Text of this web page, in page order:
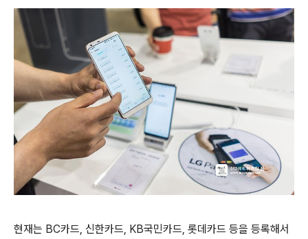
현재는 BC카드, 신한카드, KB국민카드, 롯데카드 등을 등록해서